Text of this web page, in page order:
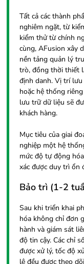
Tất cả các thành
nghiêm ngặt, từ
kiểm thử từ chính
cùng, AFusion xây
nền tảng quản lý
trò, đồng thời thiết
định danh. Vị trí
hoặc hệ thống
lưu trữ dữ liệu sẽ
khách hàng.
Mục tiêu của giai
nghiệp một hệ
mức độ tự động
xác được duy trì ổn
Bảo trì (1-2
Sau khi triển khai
hóa không chỉ đơn
hành và giám sát
độ tin cậy. Các chỉ
được xử lý, tốc độ
lệ đều được theo